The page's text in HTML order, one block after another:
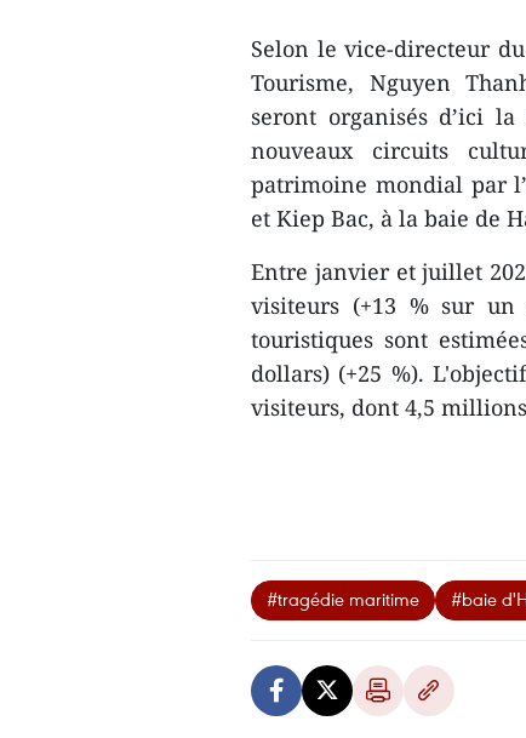
Selon le vice-directeur
Tourisme, Nguyen
seront organisés d’ici
nouveaux circuits
patrimoine mondial par
et Kiep Bac, à la baie de
Entre janvier et juillet
visiteurs (+13 % sur un
touristiques sont
dollars) (+25 %).
visiteurs, dont 4,5
#tragédie maritime #baie